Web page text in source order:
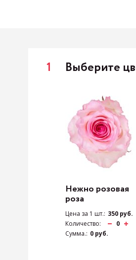
1 Выберите
Нежно розовая
роза
Цена за 1 шт.: 350 руб.
Количество:
0
Сумма.: 0 руб.